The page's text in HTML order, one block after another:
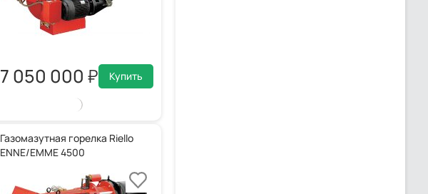
7 050 000 Купить
Газомазутная горелка Riello
ENNE/EMME 4500